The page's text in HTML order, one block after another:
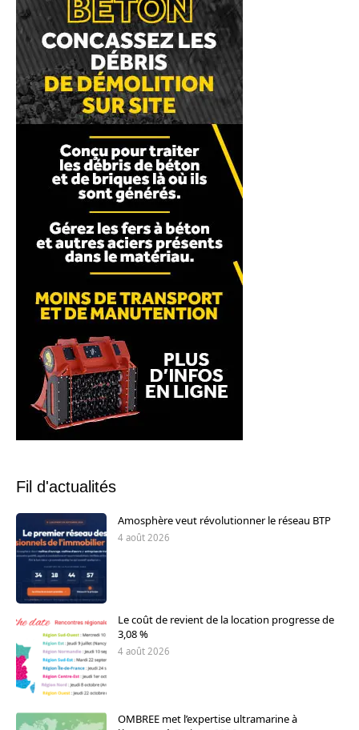
Fil d'actualités
Amosphère veut révolutionner le réseau BTP
4 août 2026
Le coût de revient de la location progresse de
3,08 %
4 août 2026
OMBREE met l’expertise ultramarine à